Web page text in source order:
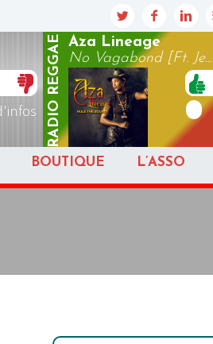
RADIO
REGGAE
Aza Lineage
No Vagabond [Ft. Je...
BOUTIQUE L’ASSO